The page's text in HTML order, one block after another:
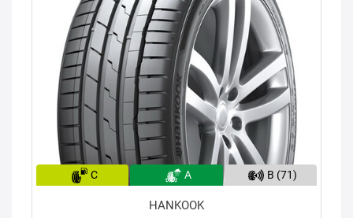
C A B (71)
HANKOOK